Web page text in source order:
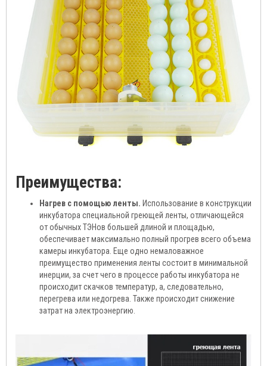
Преимущества:
Нагрев с помощью ленты. Использование в конструкции
инкубатора специальной греющей ленты, отличающейся
от обычных ТЭНов большей длиной и площадью,
обеспечивает максимально полный прогрев всего объема
камеры инкубатора. Еще одно немаловажное
преимущество применения ленты состоит в минимальной
инерции, за счет чего в процессе работы инкубатора не
происходит скачков температур, а, следовательно,
перегрева или недогрева. Также происходит снижение
затрат на электроэнергию.